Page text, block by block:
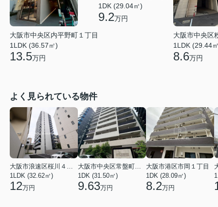
大阪市中央区内平野町１丁目
1LDK (36.57㎡)
13.5万円
1DK (29.04㎡)
9.2万円
大阪市中央区
1LDK (29.44
8.6万円
よく見られている物件
大阪市浪速区桜川４丁目
1LDK (32.62㎡)
12万円
大阪市中央区常盤町２丁目
1DK (31.50㎡)
9.63万円
大阪市港区市岡１丁目
1DK (28.09㎡)
8.2万円